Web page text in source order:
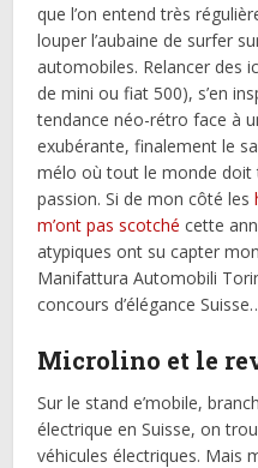
que l’on entend très
louper l’aubaine de surfer
automobiles. Relancer des
de mini ou fiat 500), s’en
tendance néo-rétro face à
exubérante, finalement le
mélo où tout le monde doit
passion. Si de mon côté les
m’ont pas scotché cette
atypiques ont su capter
Manifattura Automobili
concours d’élégance
Microlino et le
Sur le stand e’mobile,
électrique en Suisse, on
véhicules électriques. Mais